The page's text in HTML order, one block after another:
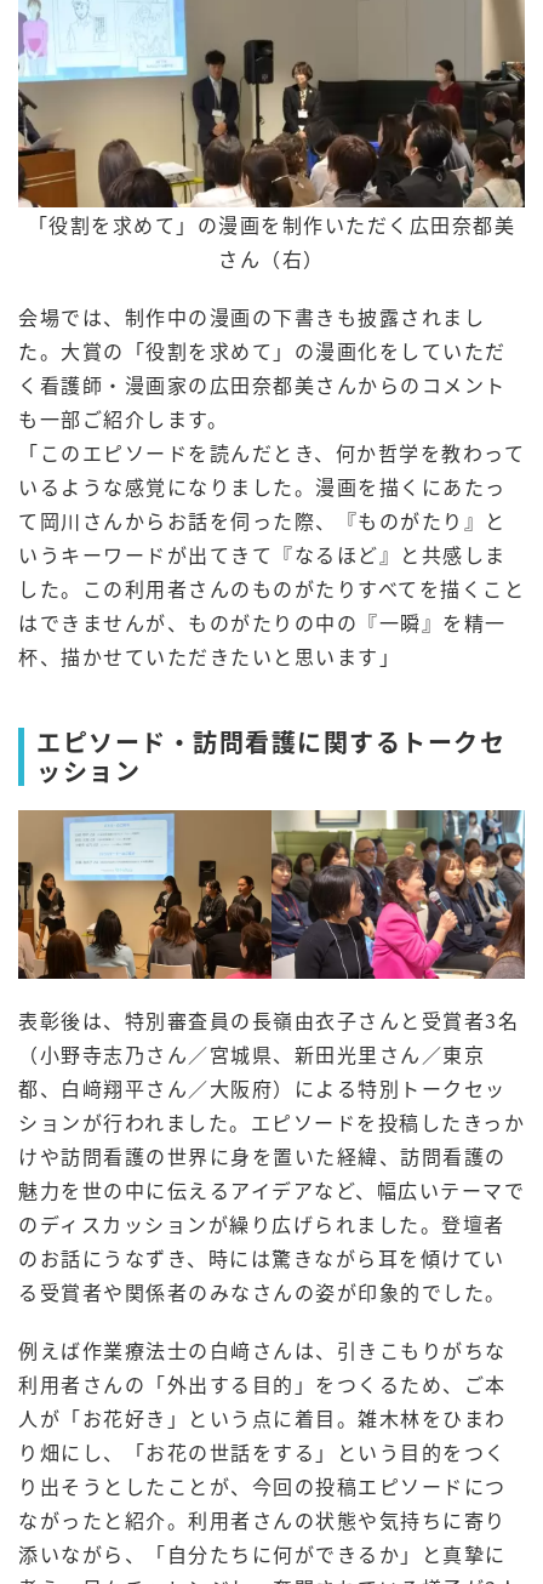
「役割を求めて」の漫画を制作いただく広田奈都美
さん（右）
会場では、制作中の漫画の下書きも披露されまし
た。大賞の「役割を求めて」の漫画化をしていただ
く看護師・漫画家の広田奈都美さんからのコメント
も一部ご紹介します。
「このエピソードを読んだとき、何か哲学を教わって
いるような感覚になりました。漫画を描くにあたっ
て岡川さんからお話を伺った際、『ものがたり』と
いうキーワードが出てきて『なるほど』と共感しま
した。この利用者さんのものがたりすべてを描くこと
はできませんが、ものがたりの中の『一瞬』を精一
杯、描かせていただきたいと思います」
エピソード・訪問看護に関するトークセ
ッション
表彰後は、特別審査員の長嶺由衣子さんと受賞者3名
（小野寺志乃さん／宮城県、新田光里さん／東京
都、白﨑翔平さん／大阪府）による特別トークセッ
ションが行われました。エピソードを投稿したきっか
けや訪問看護の世界に身を置いた経緯、訪問看護の
魅力を世の中に伝えるアイデアなど、幅広いテーマで
のディスカッションが繰り広げられました。登壇者
のお話にうなずき、時には驚きながら耳を傾けてい
る受賞者や関係者のみなさんの姿が印象的でした。
例えば作業療法士の白﨑さんは、引きこもりがちな
利用者さんの「外出する目的」をつくるため、ご本
人が「お花好き」という点に着目。雑木林をひまわ
り畑にし、「お花の世話をする」という目的をつく
り出そうとしたことが、今回の投稿エピソードにつ
ながったと紹介。利用者さんの状態や気持ちに寄り
添いながら、「自分たちに何ができるか」と真摯に